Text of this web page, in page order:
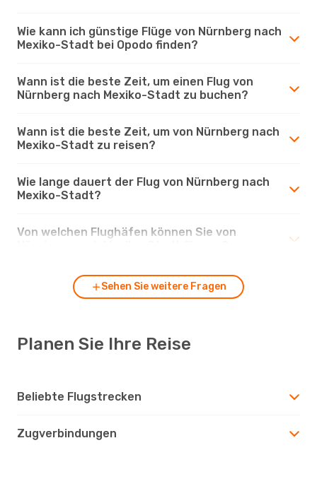
Wie kann ich günstige Flüge von Nürnberg nach
Mexiko-Stadt bei Opodo finden?
Wann ist die beste Zeit, um einen Flug von
Nürnberg nach Mexiko-Stadt zu buchen?
Wann ist die beste Zeit, um von Nürnberg nach
Mexiko-Stadt zu reisen?
Wie lange dauert der Flug von Nürnberg nach
Mexiko-Stadt?
Von welchen Flughäfen können Sie von
Sehen Sie weitere Fragen
Planen Sie Ihre Reise
Beliebte Flugstrecken
Zugverbindungen